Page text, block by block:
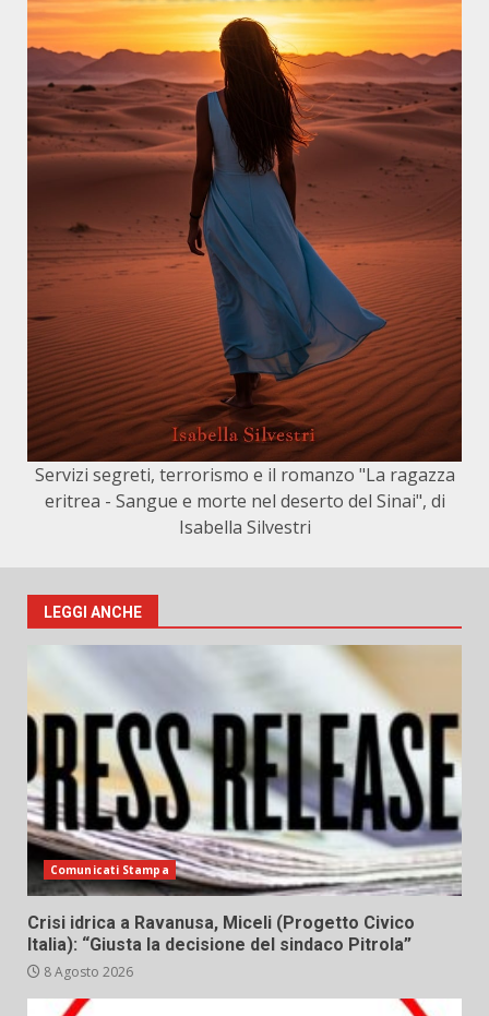
Servizi segreti, terrorismo e il romanzo "La ragazza
eritrea - Sangue e morte nel deserto del Sinai", di
Isabella Silvestri
LEGGI ANCHE
Comunicati Stampa
Crisi idrica a Ravanusa, Miceli (Progetto Civico
Italia): “Giusta la decisione del sindaco Pitrola”
8 Agosto 2026